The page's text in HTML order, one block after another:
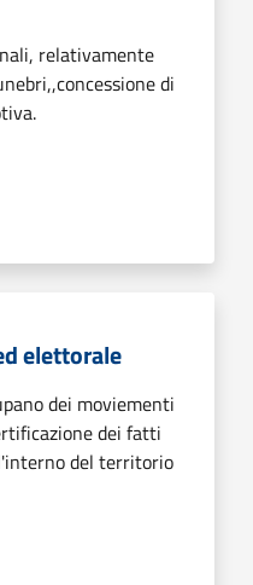
relativamente
di
elettorale
dei moviementi
dei fatti
del territorio